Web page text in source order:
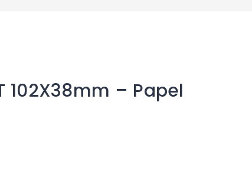
102X38mm – Papel